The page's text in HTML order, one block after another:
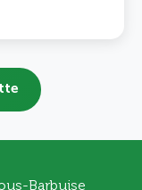
Barbuise